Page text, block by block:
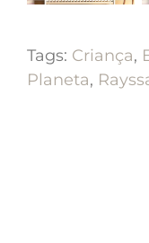
Tags: Criança,
Planeta,